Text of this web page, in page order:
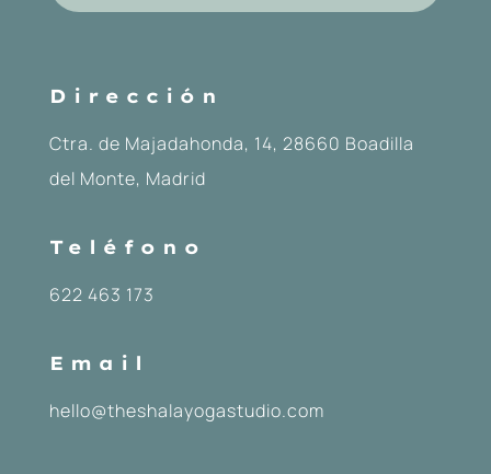
Dirección
Ctra. de Majadahonda, 14, 28660 Boadilla
del Monte, Madrid
Teléfono
622 463 173
Email
hello@theshalayogastudio.com